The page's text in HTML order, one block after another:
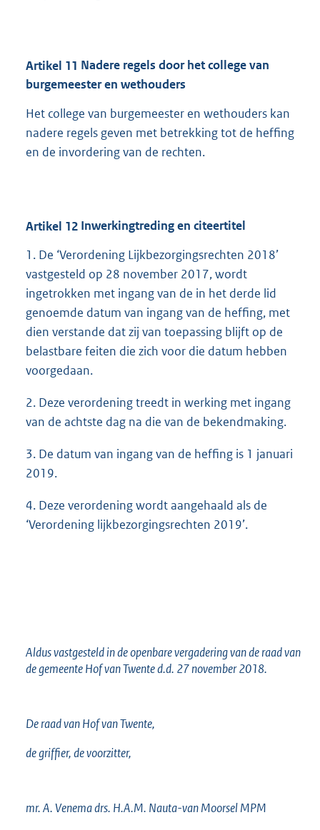
Artikel 11 Nadere regels door het college van
burgemeester en wethouders
Het college van burgemeester en wethouders kan
nadere regels geven met betrekking tot de heffing
en de invordering van de rechten.
Artikel 12 Inwerkingtreding en citeertitel
1. De ‘Verordening Lijkbezorgingsrechten 2018’
vastgesteld op 28 november 2017, wordt
ingetrokken met ingang van de in het derde lid
genoemde datum van ingang van de heffing, met
dien verstande dat zij van toepassing blijft op de
belastbare feiten die zich voor die datum hebben
voorgedaan.
2. Deze verordening treedt in werking met ingang
van de achtste dag na die van de bekendmaking.
3. De datum van ingang van de heffing is 1 januari
2019.
4. Deze verordening wordt aangehaald als de
‘Verordening lijkbezorgingsrechten 2019’.
Aldus vastgesteld in de openbare vergadering van de raad van
de gemeente Hof van Twente d.d. 27 november 2018.
De raad van Hof van Twente,
de griffier, de voorzitter,
mr. A. Venema drs. H.A.M. Nauta-van Moorsel MPM